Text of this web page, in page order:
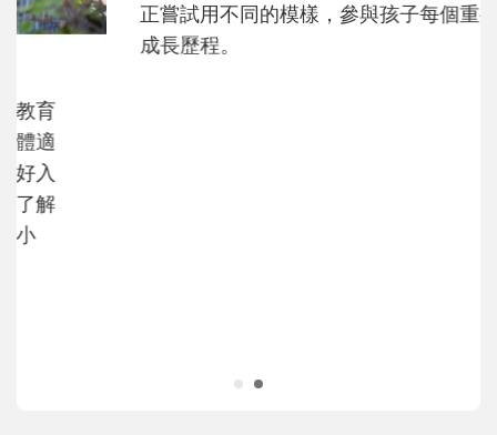
不同模樣
沒有人天生就擅長當爸爸！男人總是在一次
大。從給予安全感的肢體遊戲，到獨立自